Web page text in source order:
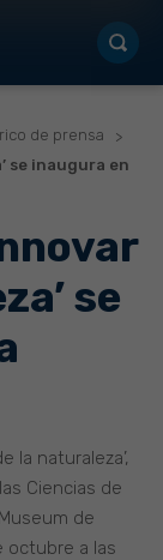
de prensa
se inaugura en
se
la naturaleza’,
Ciencias de
de
octubre a las